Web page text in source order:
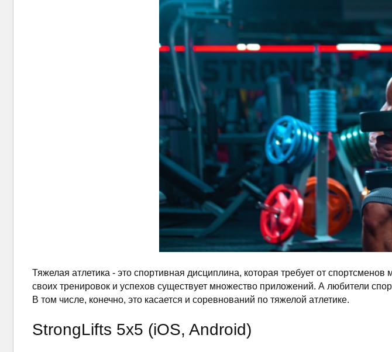
Тяжелая атлетика - это спортивная дисциплина, которая требует от
своих тренировок и успехов существует множество приложений. А любители
В том числе, конечно, это касается и соревнований по тяжелой атлетике.
StrongLifts 5x5 (iOS, Android)